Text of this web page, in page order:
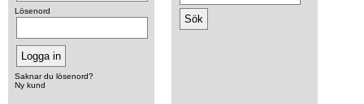
Lösenord
Saknar du lösenord?
Ny kund